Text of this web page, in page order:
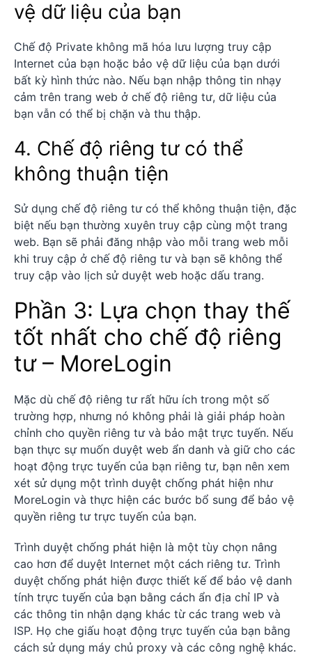
vệ dữ liệu của bạn
Chế độ Private không mã hóa lưu lượng truy cập
Internet của bạn hoặc bảo vệ dữ liệu của bạn dưới
bất kỳ hình thức nào. Nếu bạn nhập thông tin nhạy
cảm trên trang web ở chế độ riêng tư, dữ liệu của
bạn vẫn có thể bị chặn và thu thập.
4. Chế độ riêng tư có thể
không thuận tiện
Sử dụng chế độ riêng tư có thể không thuận tiện, đặc
biệt nếu bạn thường xuyên truy cập cùng một trang
web. Bạn sẽ phải đăng nhập vào mỗi trang web mỗi
khi truy cập ở chế độ riêng tư và bạn sẽ không thể
truy cập vào lịch sử duyệt web hoặc dấu trang.
Phần 3: Lựa chọn thay thế
tốt nhất cho chế độ riêng
tư – MoreLogin
Mặc dù chế độ riêng tư rất hữu ích trong một số
trường hợp, nhưng nó không phải là giải pháp hoàn
chỉnh cho quyền riêng tư và bảo mật trực tuyến. Nếu
bạn thực sự muốn duyệt web ẩn danh và giữ cho các
hoạt động trực tuyến của bạn riêng tư, bạn nên xem
xét sử dụng một trình duyệt chống phát hiện như
MoreLogin và thực hiện các bước bổ sung để bảo vệ
quyền riêng tư trực tuyến của bạn.
Trình duyệt chống phát hiện là một tùy chọn nâng
cao hơn để duyệt Internet một cách riêng tư. Trình
duyệt chống phát hiện được thiết kế để bảo vệ danh
tính trực tuyến của bạn bằng cách ẩn địa chỉ IP và
các thông tin nhận dạng khác từ các trang web và
ISP. Họ che giấu hoạt động trực tuyến của bạn bằng
cách sử dụng máy chủ proxy và các công nghệ khác.